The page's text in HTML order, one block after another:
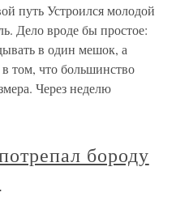
путь Устроился молодой
Дело вроде бы простое:
в один мешок, а
том, что большинство
Через неделю
бороду